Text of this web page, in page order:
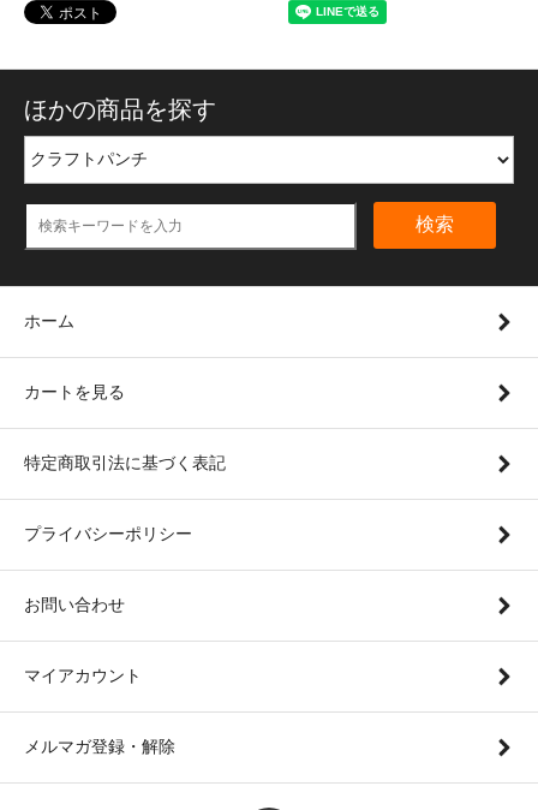
ほかの商品を探す
検索
ホーム
カートを見る
特定商取引法に基づく表記
プライバシーポリシー
お問い合わせ
マイアカウント
メルマガ登録・解除